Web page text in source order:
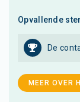
Opvallende
De
MEER OVER